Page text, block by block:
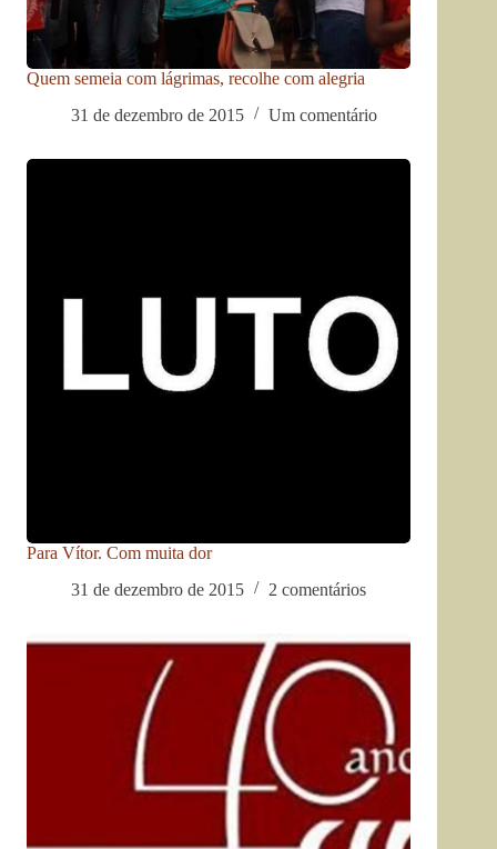
Quem semeia com lágrimas, recolhe com alegria
31 de dezembro de 2015
Um comentário
Para Vítor. Com muita dor
31 de dezembro de 2015
2 comentários